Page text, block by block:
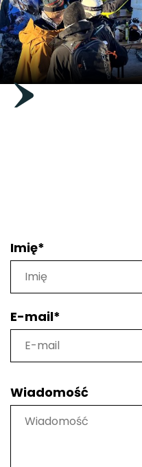
Imię*
E-mail*
Wiadomość